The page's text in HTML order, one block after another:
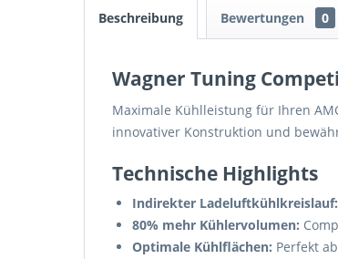
Beschreibung Bewertungen 0
Wagner Tuning
Maximale Kühlleistung für Ihren
innovativer Konstruktion und
Technische Highlights
Indirekter Ladeluftkühlkreislauf:
80% mehr Kühlervolumen:
Optimale Kühlflächen: Perfekt